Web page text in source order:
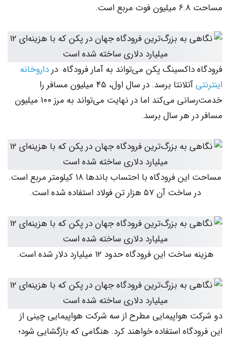
داکسینگ پکن می‌تواند به آمار فرودگاه درداروخانه
آتلانتا برسد. در سال اول، ۴۵ میلیون مسافر را
خدمت‌رسانی می‌کند اما در نهایت می‌تواند به مرز ۱۰۰ میلیون
هر سال برسد.
مساحت این فرودگاه با احتساب باندها ۱۸ کیلومتر مربع است.
آن ۵۷ هزار تن فولاد استفاده شده است.
این فرودگاه حدود ۱۲ میلیارد دلار شده است.
هواپیمایی مطرح از سه شرکت هواپیمایی چینی از
استفاده خواهند کرد. هنگامی که بازگشایی شود؛